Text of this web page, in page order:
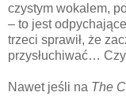
czystym wokalem,
– to jest
trzeci sprawił, że
przysłuchiwać…
Nawet jeśli na The